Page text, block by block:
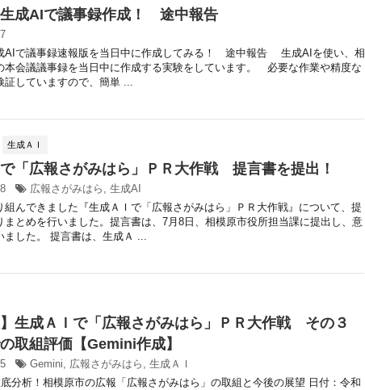
生成AIで議事録作成！ 途中報告
AIで議事録速報版を当日中に作成してみる！ 途中報告 生成AIを使い、相
本会議議事録を当日中に作成する実験をしています。 必要な作業や精度な
証していますので、簡単 ...
生成ＡＩ
「広報さがみはら」ＰＲ大作戦 提言書を提出！
広報さがみはら , 生成AI
組んできました『生成ＡＩで「広報さがみはら」ＰＲ大作戦』について、提
まとめを行いました。提言書は、7月8日、相模原市役所担当課に提出し、意
ました。 提言書は、生成Ａ ...
】生成ＡＩで「広報さがみはら」ＰＲ大作戦 その３
取組評価【Gemini作成】
Gemini, 広報さがみはら , 生成ＡＩ
分析！相模原市の広報「広報さがみはら」の取組と今後の展望 日付：令和